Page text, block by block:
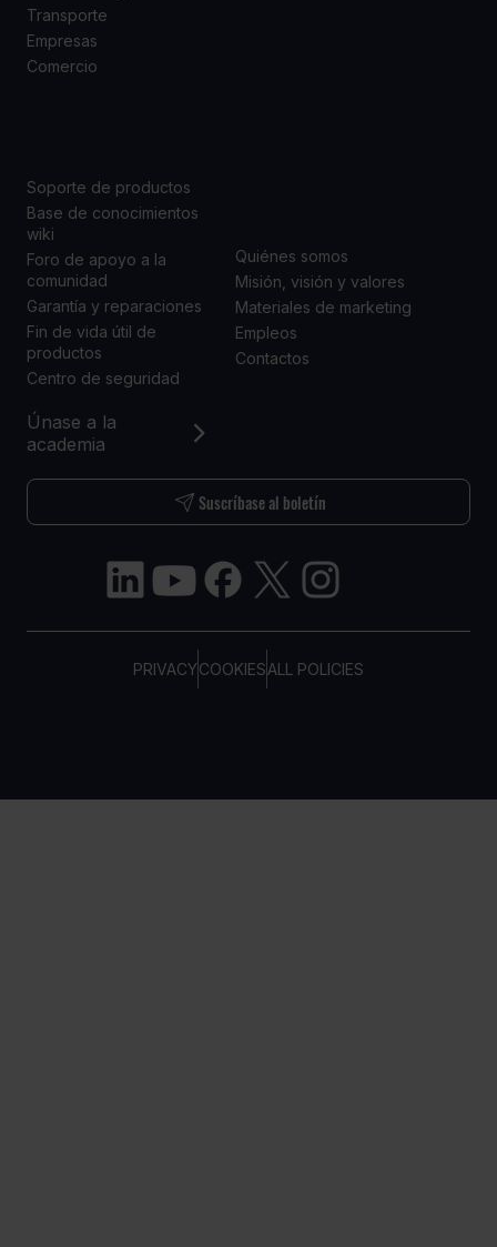
PRIVACYCOOKIESALL POLICIES
Únase a la
academia
Suscríbase al boletín
Transporte
Empresas
Comercio
Soporte de productos
Base de conocimientos
wiki
Foro de apoyo a la
comunidad
Garantía y reparaciones
Fin de vida útil de
productos
Centro de seguridad
Quiénes somos
Misión, visión y valores
Materiales de marketing
Empleos
Contactos